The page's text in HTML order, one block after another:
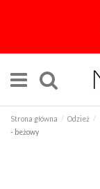
Strona główna Odzież
- beżowy